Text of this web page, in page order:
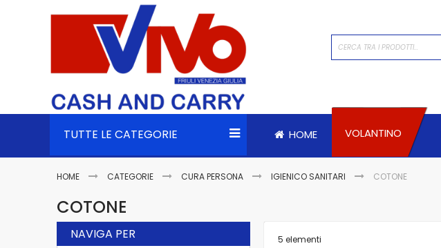
TUTTE LE CATEGORIE HOME VOLANTINO
HOME CATEGORIE CURA PERSONA IGIENICO SANITARI COTONE
COTONE
5 elementi
NAVIGA PER